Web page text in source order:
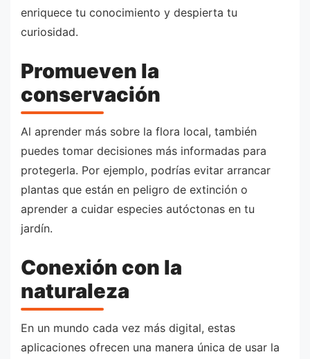
enriquece tu conocimiento y despierta tu
curiosidad.
Promueven la
conservación
Al aprender más sobre la flora local, también
puedes tomar decisiones más informadas para
protegerla. Por ejemplo, podrías evitar arrancar
plantas que están en peligro de extinción o
aprender a cuidar especies autóctonas en tu
jardín.
Conexión con la
naturaleza
En un mundo cada vez más digital, estas
aplicaciones ofrecen una manera única de usar la